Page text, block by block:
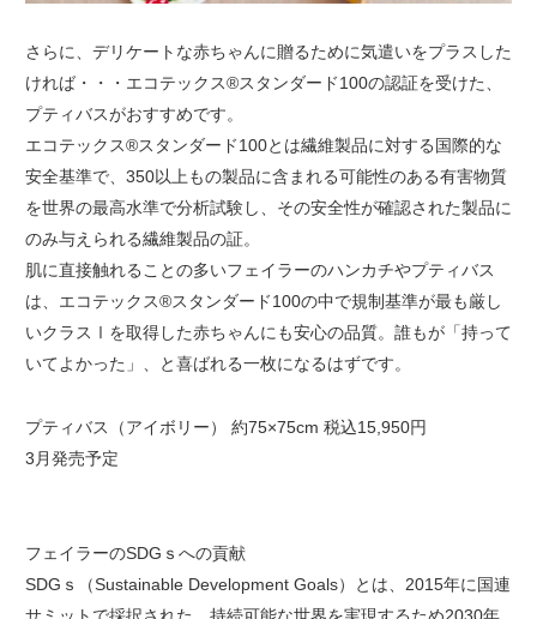
さらに、デリケートな赤ちゃんに贈るために気遣いをプラスした
ければ・・・エコテックス®︎スタンダード100の認証を受けた、
プティバスがおすすめです。
エコテックス®︎スタンダード100とは繊維製品に対する国際的な
安全基準で、350以上もの製品に含まれる可能性のある有害物質
を世界の最高水準で分析試験し、その安全性が確認された製品に
のみ与えられる繊維製品の証。
肌に直接触れることの多いフェイラーのハンカチやプティバス
は、エコテックス®︎スタンダード100の中で規制基準が最も厳し
いクラスⅠを取得した赤ちゃんにも安心の品質。誰もが「持って
いてよかった」、と喜ばれる一枚になるはずです。
プティバス（アイボリー） 約75×75cm 税込15,950円
3月発売予定
フェイラーのSDGｓへの貢献
SDGｓ（Sustainable Development Goals）とは、2015年に国連
サミットで採択された、持続可能な世界を実現するため2030年